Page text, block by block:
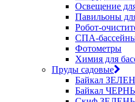
Освещение
Павильоны
Робот-
СПА-
Фотометры
Химия для
Пруды садовые
Байкал
Байкал